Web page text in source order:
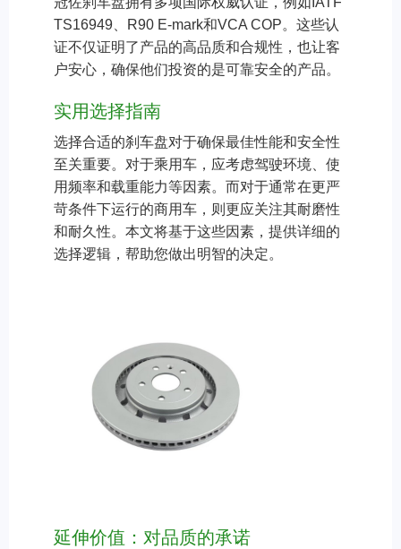
TS16949、R90 E-mark和VCA COP。这些认
证不仅证明了产品的高品质和合规性，也让客
户安心，确保他们投资的是可靠安全的产品。
实用选择指南
选择合适的刹车盘对于确保最佳性能和安全性
至关重要。对于乘用车，应考虑驾驶环境、使
用频率和载重能力等因素。而对于通常在更严
苛条件下运行的商用车，则更应关注其耐磨性
和耐久性。本文将基于这些因素，提供详细的
选择逻辑，帮助您做出明智的决定。
延伸价值：对品质的承诺